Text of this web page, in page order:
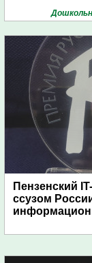
Пензенский
ссузом